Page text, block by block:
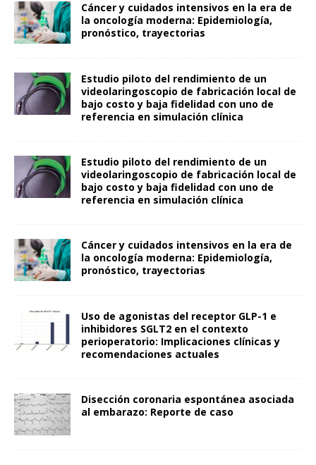
Cáncer y cuidados intensivos en la era de
la oncología moderna: Epidemiología,
pronóstico, trayectorias
Estudio piloto del rendimiento de un
videolaringoscopio de fabricación local de
bajo costo y baja fidelidad con uno de
referencia en simulación clínica
Estudio piloto del rendimiento de un
videolaringoscopio de fabricación local de
bajo costo y baja fidelidad con uno de
referencia en simulación clínica
Cáncer y cuidados intensivos en la era de
la oncología moderna: Epidemiología,
pronóstico, trayectorias
Uso de agonistas del receptor GLP-1 e
inhibidores SGLT2 en el contexto
perioperatorio: Implicaciones clínicas y
recomendaciones actuales
Disección coronaria espontánea asociada
al embarazo: Reporte de caso